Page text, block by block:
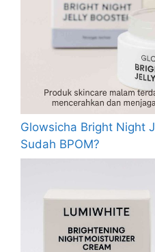
Glowsicha Bright Night
Sudah BPOM?